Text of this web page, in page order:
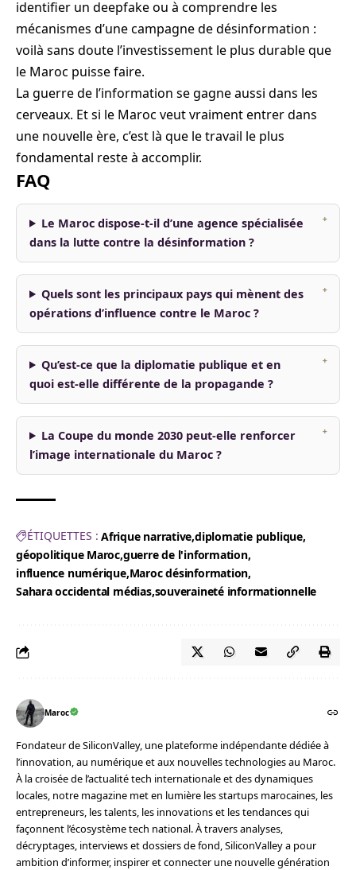
identifier un deepfake ou à comprendre les
mécanismes d’une campagne de désinformation :
voilà sans doute l’investissement le plus durable que
le Maroc puisse faire.
La guerre de l’information se gagne aussi dans les
cerveaux. Et si le Maroc veut vraiment entrer dans
une nouvelle ère, c’est là que le travail le plus
fondamental reste à accomplir.
FAQ
Le Maroc dispose-t-il d’une agence spécialisée
dans la lutte contre la désinformation ?
Quels sont les principaux pays qui mènent des
opérations d’influence contre le Maroc ?
Qu’est-ce que la diplomatie publique et en
quoi est-elle différente de la propagande ?
La Coupe du monde 2030 peut-elle renforcer
l’image internationale du Maroc ?
ÉTIQUETTES : Afrique narrative diplomatie publique
géopolitique Maroc guerre de l'information
influence numérique Maroc désinformation
Sahara occidental médias souveraineté informationnelle
Maroc
Fondateur de SiliconValley, une plateforme indépendante dédiée à
l’innovation, au numérique et aux nouvelles technologies au Maroc.
À la croisée de l’actualité tech internationale et des dynamiques
locales, notre magazine met en lumière les startups marocaines, les
entrepreneurs, les talents, les innovations et les tendances qui
façonnent l’écosystème tech national. À travers analyses,
décryptages, interviews et dossiers de fond, SiliconValley a pour
ambition d’informer, inspirer et connecter une nouvelle génération